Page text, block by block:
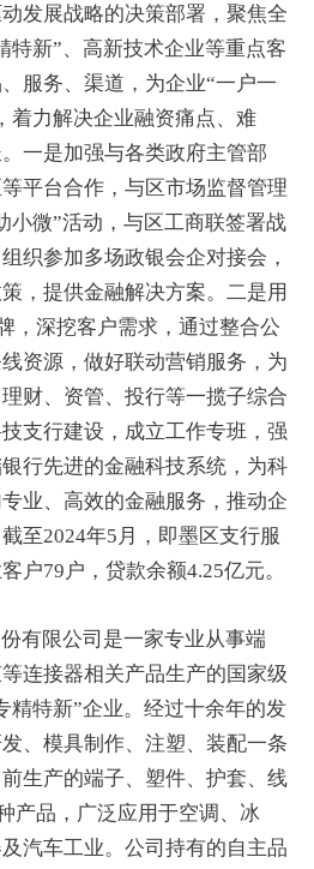
发展战略的决策部署，聚焦全
特新”、高新技术企业等重点客
服务、渠道，为企业“一户一
着力解决企业融资痛点、难
一是加强与各类政府主管部
平台合作，与区市场监督管理
小微”活动，与区工商联签署战
织参加多场政银会企对接会，
，提供金融解决方案。二是用
，深挖客户需求，通过整合公
资源，做好联动营销服务，为
财、资管、投行等一揽子综合
支行建设，成立工作专班，强
行先进的金融科技系统，为科
业、高效的金融服务，推动企
至2024年5月，即墨区支行服
户79户，贷款余额4.25亿元。
有限公司是一家专业从事端
连接器相关产品生产的国家级
精特新”企业。经过十余年的发
、模具制作、注塑、装配一条
生产的端子、塑件、护套、线
产品，广泛应用于空调、冰
汽车工业。公司持有的自主品